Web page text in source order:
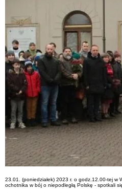
23.01. (poniedziałek) 2023 r. o godz.12.00-tej w
ochotnika w bój o niepodległą Polskę - spotkali